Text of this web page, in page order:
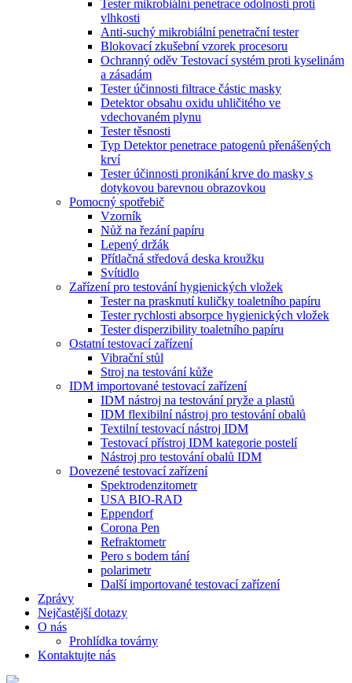
Tester mikrobiální penetrace odolnosti proti
vlhkosti
Anti-suchý mikrobiální penetrační tester
Blokovací zkušební vzorek procesoru
Ochranný oděv Testovací systém proti kyselinám
a zásadám
Tester účinnosti filtrace částic masky
Detektor obsahu oxidu uhličitého ve
vdechovaném plynu
Tester těsnosti
Typ Detektor penetrace patogenů přenášených
krví
Tester účinnosti pronikání krve do masky s
dotykovou barevnou obrazovkou
Pomocný spotřebič
Vzorník
Nůž na řezání papíru
Lepený držák
Přítlačná středová deska kroužku
Svítidlo
Zařízení pro testování hygienických vložek
Tester na prasknutí kuličky toaletního papíru
Tester rychlosti absorpce hygienických vložek
Tester disperzibility toaletního papíru
Ostatní testovací zařízení
Vibrační stůl
Stroj na testování kůže
IDM importované testovací zařízení
IDM nástroj na testování pryže a plastů
IDM flexibilní nástroj pro testování obalů
Textilní testovací nástroj IDM
Testovací přístroj IDM kategorie postelí
Nástroj pro testování obalů IDM
Dovezené testovací zařízení
Spektrodenzitometr
USA BIO-RAD
Eppendorf
Corona Pen
Refraktometr
Pero s bodem tání
polarimetr
Další importované testovací zařízení
Zprávy
Nejčastější dotazy
O nás
Prohlídka továrny
Kontaktujte nás